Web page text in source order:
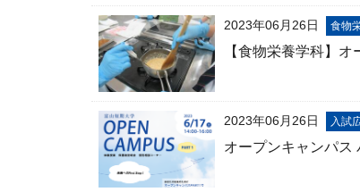
2023年06月26日 食物
【食物栄養学科】
2023年06月26日 入試
オープンキャンパス